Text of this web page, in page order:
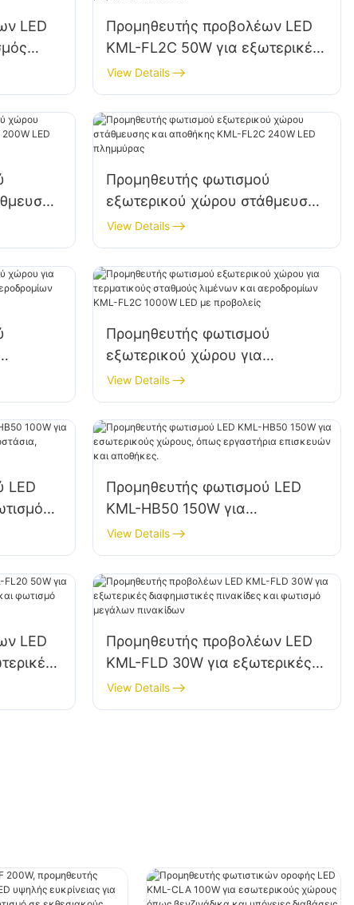
LED
και
Προμηθευτής προβολέων LED
KML-FL2C 50W για εξωτερικές
διαφημιστικές πινακίδες και
φωτισμό μεγάλων πινακίδων
View Details
200W
Προμηθευτής φωτισμού
εξωτερικού χώρου στάθμευσης
και αποθήκης KML-FL2C 240W
LED πλημμύρας
View Details
Προμηθευτής φωτισμού
εξωτερικού χώρου για
τερματικούς σταθμούς λιμένων
και αεροδρομίων KML-FL2C
1000W LED με προβολείς
View Details
LED
Προμηθευτής φωτισμού LED
KML-HB50 150W για
εσωτερικούς χώρους, όπως
εργαστήρια επισκευών και
αποθήκες.
View Details
LED
και
Προμηθευτής προβολέων LED
KML-FLD 30W για εξωτερικές
διαφημιστικές πινακίδες και
φωτισμό μεγάλων πινακίδων
View Details